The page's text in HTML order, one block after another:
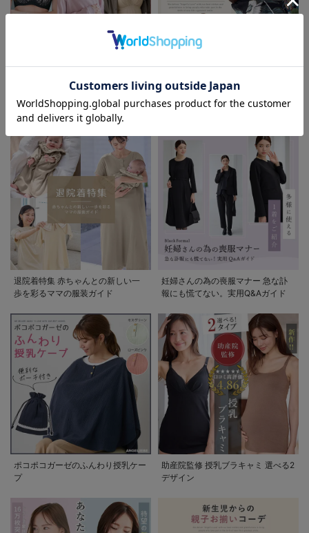
清楚なお宮参り服
退院着特集 赤ちゃんとの新しい一
歩を彩るママの服装ガイド
妊婦さんの為の喪服マナー 急な訃
報にも慌てない。実用Q&Aガイド
ポコポコガーゼのふんわり授乳ケー
プ
助産院監修 授乳ブラキャミ 選べる2
デザイン
お気に入り商品を確認する